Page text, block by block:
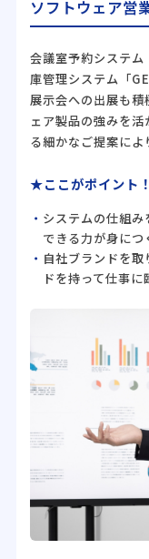
ソフトウェア営
会議室予約システ
庫管理システム「
展示会への出展も
ェア製品の強みを
る細かなご提案によ
★ここがポイント！
システムの仕組
できる力が身につ
自社ブランドを
ドを持って仕事に